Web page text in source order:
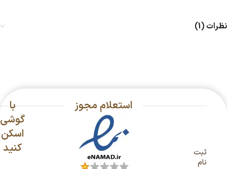
نظرات (1)
ثبت
نام
استعلام مجوز
با
گوشی
اسکن
کنید